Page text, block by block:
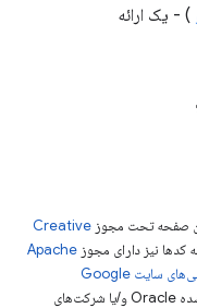
) - یک ارائه
صفحه تحت مجوز Creative
کدها نیز دارای مجوز Apache
خطمشی‌های سایت Google
مراجعه کنید. جاوا علامت تجاری ثبت‌شده Oracle و/یا شرکت‌های